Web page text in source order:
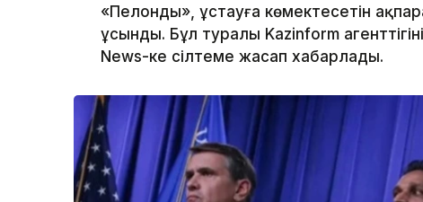
«Пелонды», ұстауға көмектесетін
ұсынды. Бұл туралы Kazinform
News-ке сілтеме жасап хабарлады.